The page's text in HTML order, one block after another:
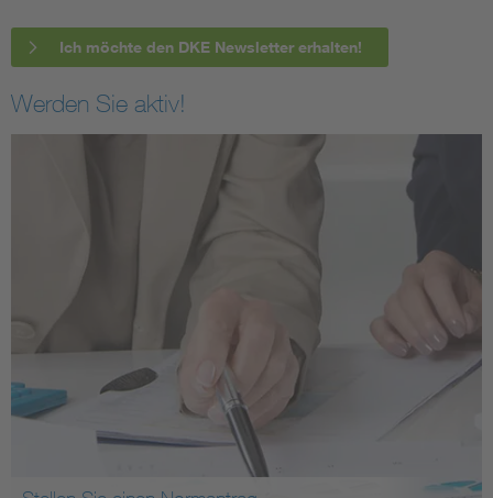
Ich möchte den DKE Newsletter erhalten!
Werden Sie aktiv!